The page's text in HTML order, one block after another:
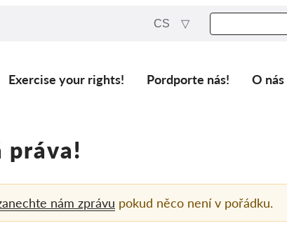
CS
Exercise your rights! Pordporte nás! O nás
práva!
nám zprávu pokud něco není v pořádku.